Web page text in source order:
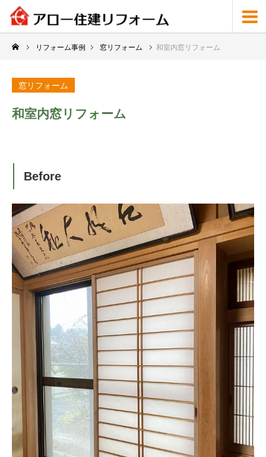
リフォーム事例 窓リフォーム 和室内窓リフォーム
窓リフォーム
和室内窓リフォーム
Before